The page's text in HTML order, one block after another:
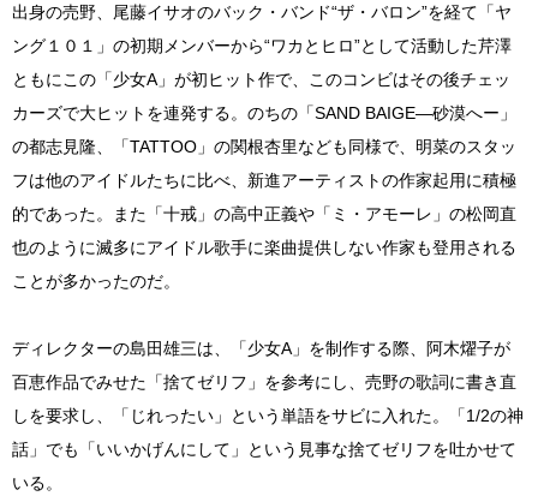
出身の売野、尾藤イサオのバック・バンド“ザ・バロン”を経て「ヤ
ング１０１」の初期メンバーから“ワカとヒロ”として活動した芹澤
ともにこの「少女A」が初ヒット作で、このコンビはその後チェッ
カーズで大ヒットを連発する。のちの「SAND BAIGE―砂漠へー」
の都志見隆、「TATTOO」の関根杏里なども同様で、明菜のスタッ
フは他のアイドルたちに比べ、新進アーティストの作家起用に積極
的であった。また「十戒」の高中正義や「ミ・アモーレ」の松岡直
也のように滅多にアイドル歌手に楽曲提供しない作家も登用される
ことが多かったのだ。
ディレクターの島田雄三は、「少女A」を制作する際、阿木燿子が
百恵作品でみせた「捨てゼリフ」を参考にし、売野の歌詞に書き直
しを要求し、「じれったい」という単語をサビに入れた。「1/2の神
話」でも「いいかげんにして」という見事な捨てゼリフを吐かせて
いる。